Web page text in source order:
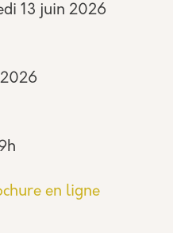
13 juin 2026
en ligne